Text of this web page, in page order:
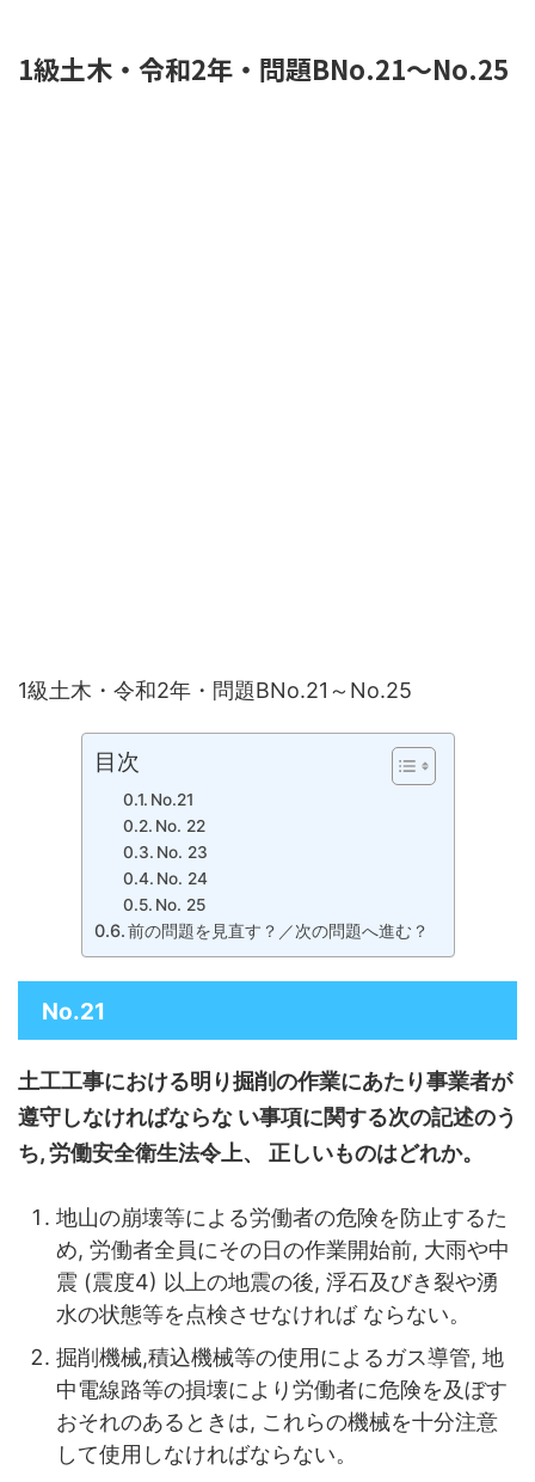
1級土木・令和2年・問題BNo.21～No.25
1級土木・令和2年・問題BNo.21～No.25
目次
No.21
No. 22
No. 23
No. 24
No. 25
前の問題を見直す？／次の問題へ進む？
No.21
土工工事における明り掘削の作業にあたり事業者が
遵守しなければならな い事項に関する次の記述のう
ち, 労働安全衛生法令上、 正しいものはどれか。
地山の崩壊等による労働者の危険を防止するた
め, 労働者全員にその日の作業開始前, 大雨や中
震 (震度4) 以上の地震の後, 浮石及びき裂や湧
水の状態等を点検させなければ ならない。
掘削機械,積込機械等の使用によるガス導管, 地
中電線路等の損壊により労働者に危険を及ぼす
おそれのあるときは, これらの機械を十分注意
して使用しなければならない。